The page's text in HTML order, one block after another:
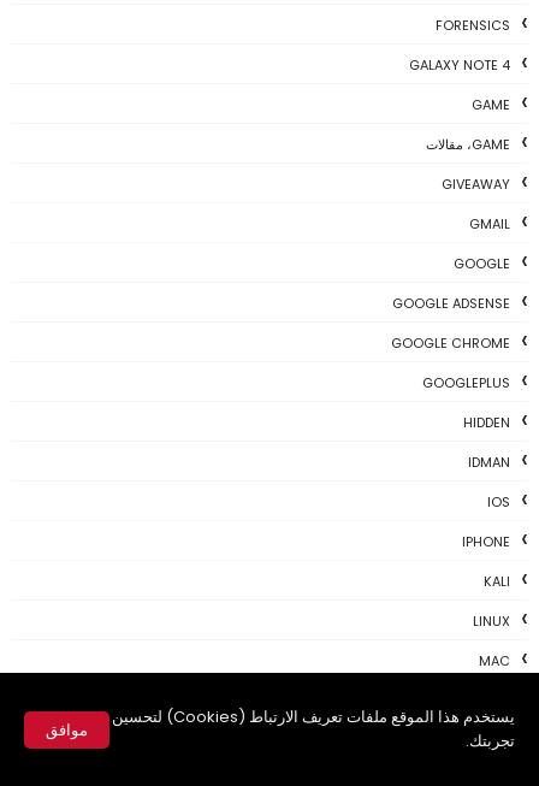
يستخدم هذا الموقع ملفات تعريف الارتباط (Cookies) لتحسين
تجربتك.
موافق
FORENSICS
GALAXY NOTE 4
GAME
GAME، مقالات
GIVEAWAY
GMAIL
GOOGLE
GOOGLE ADSENSE
GOOGLE CHROME
GOOGLEPLUS
HIDDEN
IDMAN
IOS
IPHONE
KALI
LINUX
MAC
MAC-TIPS